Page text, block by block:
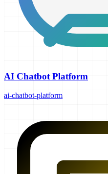
AI Chatbot Platform
ai-chatbot-platform